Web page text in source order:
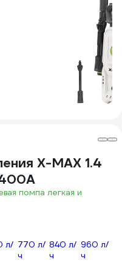
X-MAX 1.4
помпа легкая и
л/ 770 л/
ч
840 л/
ч
960 л/
ч